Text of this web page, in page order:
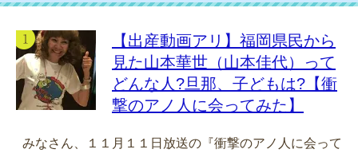
【出産動画アリ】福岡県民から
見た山本華世（山本佳代）って
どんな人?旦那、子どもは?【衝
撃のアノ人に会ってみた】
みなさん、１１月１１日放送の『衝撃のアノ人に会って